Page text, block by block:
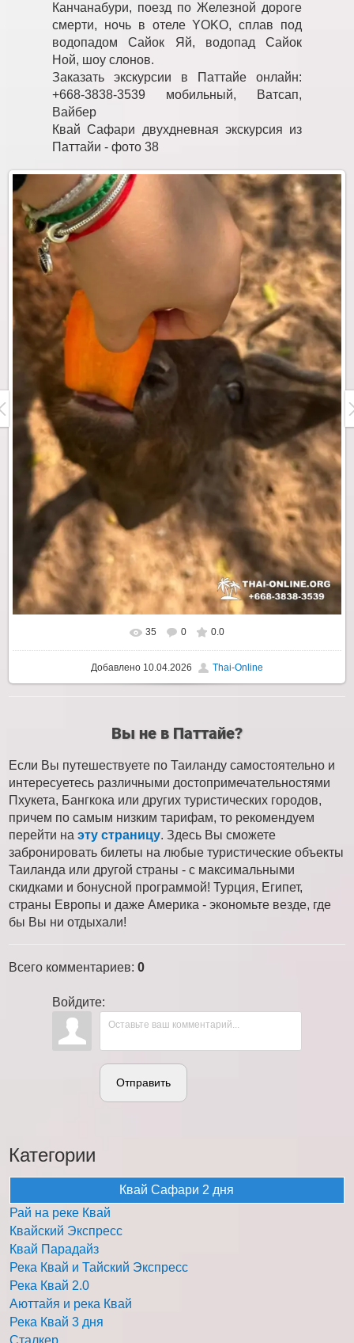
Канчанабури, поезд по Железной дороге
смерти, ночь в отеле YOKO, сплав под
водопадом Сайок Яй, водопад Сайок
Ной, шоу слонов.
Заказать экскурсии в Паттайе онлайн:
+668-3838-3539 мобильный, Ватсап,
Вайбер
Квай Сафари двухдневная экскурсия из
Паттайи - фото 38
35 0 0.0
Добавлено 10.04.2026 Thai-Online
Вы не в Паттайе?
Если Вы путешествуете по Таиланду самостоятельно и
интересуетесь различными достопримечательностями
Пхукета, Бангкока или других туристических городов,
причем по самым низким тарифам, то рекомендуем
перейти на эту страницу. Здесь Вы сможете
забронировать билеты на любые туристические объекты
Таиланда или другой страны - с максимальными
скидками и бонусной программой! Турция, Египет,
страны Европы и даже Америка - экономьте везде, где
бы Вы ни отдыхали!
Всего комментариев: 0
Войдите:
Отправить
Категории
Квай Сафари 2 дня
Рай на реке Квай
Квайский Экспресс
Квай Парадайз
Река Квай и Тайский Экспресс
Река Квай 2.0
Аюттайя и река Квай
Река Квай 3 дня
Сталкер